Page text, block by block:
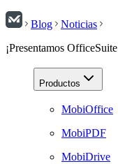
Blog
Noticias
¡Presentamos
Productos
MobiOffice
MobiPDF
MobiDrive